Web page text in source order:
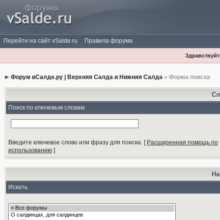
Перейти на сайт vSalde.ru Правила форума
Форум вСалде.ру | Верхняя Салда и Нижняя Салда» Форма поиска
Поиск по ключевым словам
Введите ключевое слово или фразу для поиска.[ Расширенная помощь по
использованию]
Искать